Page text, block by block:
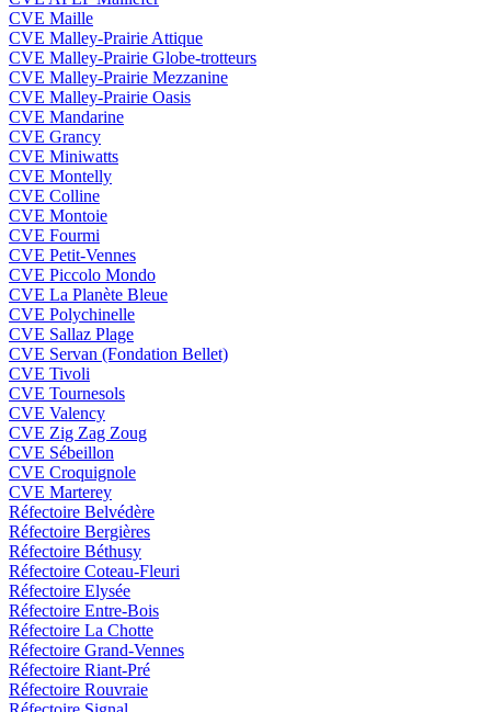
CVE Maille
CVE Malley-Prairie Attique
CVE Malley-Prairie Globe-trotteurs
CVE Malley-Prairie Mezzanine
CVE Malley-Prairie Oasis
CVE Mandarine
CVE Grancy
CVE Miniwatts
CVE Montelly
CVE Colline
CVE Montoie
CVE Fourmi
CVE Petit-Vennes
CVE Piccolo Mondo
CVE La Planète Bleue
CVE Polychinelle
CVE Sallaz Plage
CVE Servan (Fondation Bellet)
CVE Tivoli
CVE Tournesols
CVE Valency
CVE Zig Zag Zoug
CVE Sébeillon
CVE Croquignole
CVE Marterey
Réfectoire Belvédère
Réfectoire Bergières
Réfectoire Béthusy
Réfectoire Coteau-Fleuri
Réfectoire Elysée
Réfectoire Entre-Bois
Réfectoire La Chotte
Réfectoire Grand-Vennes
Réfectoire Riant-Pré
Réfectoire Rouvraie